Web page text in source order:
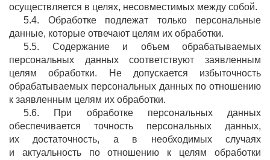
осуществляется в целях, несовместимых между собой.
5.4. Обработке подлежат только персональные
данные, которые отвечают целям их обработки.
5.5. Содержание и объем обрабатываемых
персональных данных соответствуют заявленным
целям обработки. Не допускается избыточность
обрабатываемых персональных данных по отношению
к заявленным целям их обработки.
5.6. При обработке персональных данных
обеспечивается точность персональных данных,
их достаточность, а в необходимых случаях
и актуальность по отношению к целям обработки